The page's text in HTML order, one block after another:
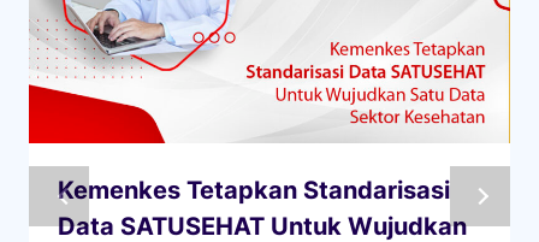
Kemenkes Tetapkan Standarisasi
Data SATUSEHAT Untuk Wujudkan